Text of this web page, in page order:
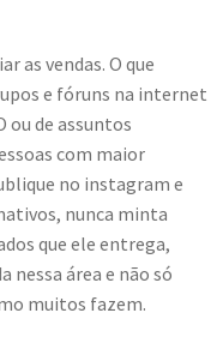
as vendas. O que
e fóruns na internet
ou de assuntos
com maior
no instagram e
nunca minta
que ele entrega,
nessa área e não só
muitos fazem.